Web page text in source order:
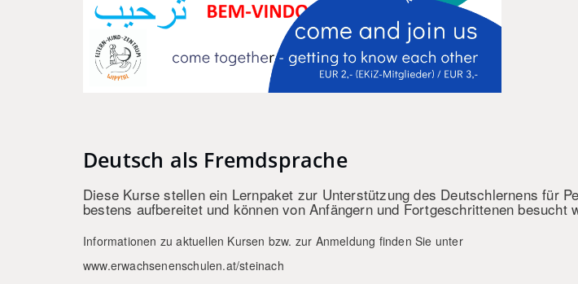
Deutsch als Fremdsprache
Diese Kurse stellen ein Lernpaket zur Unterstützung des Deutschlernens für
bestens aufbereitet und können von Anfängern und Fortgeschrittenen besucht
Informationen zu aktuellen Kursen bzw. zur Anmeldung finden Sie unter
www.erwachsenenschulen.at/steinach